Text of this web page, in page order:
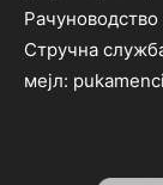
Стручна
мејл: